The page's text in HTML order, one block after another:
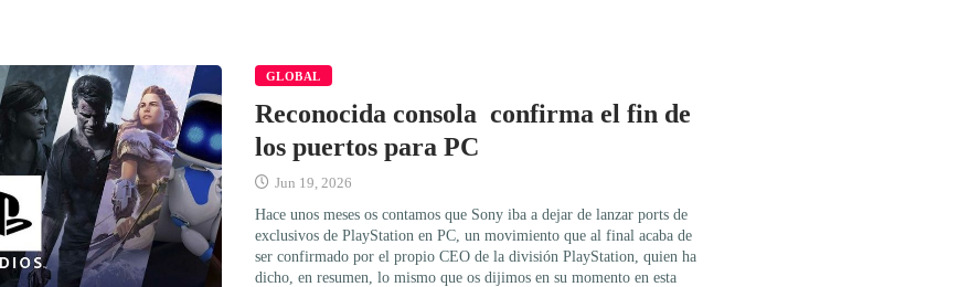
GLOBAL
Reconocida consola confirma el fin de
los puertos para PC
Jun 19, 2026
Hace unos meses os contamos que Sony iba a dejar de lanzar ports de
exclusivos de PlayStation en PC, un movimiento que al final acaba de
ser confirmado por el propio CEO de la división PlayStation, quien ha
dicho, en resumen, lo mismo que os dijimos en su momento en esta